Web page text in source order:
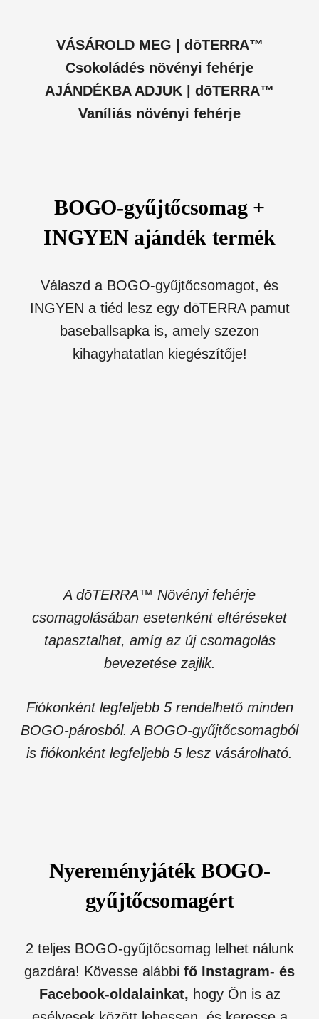
VÁSÁROLD MEG | dōTERRA™
Csokoládés növényi fehérje
AJÁNDÉKBA ADJUK | dōTERRA™
Vaníliás növényi fehérje
BOGO-gyűjtőcsomag +
INGYEN ajándék termék
Válaszd a BOGO-gyűjtőcsomagot, és
INGYEN a tiéd lesz egy dōTERRA pamut
baseballsapka is, amely szezon
kihagyhatatlan kiegészítője!
A dōTERRA™ Növényi fehérje
csomagolásában esetenként eltéréseket
tapasztalhat, amíg az új csomagolás
bevezetése zajlik.
Fiókonként legfeljebb 5 rendelhető minden
BOGO-párosból. A BOGO-gyűjtőcsomagból
is fiókonként legfeljebb 5 lesz vásárolható.
Nyereményjáték BOGO-
gyűjtőcsomagért
2 teljes BOGO-gyűjtőcsomag lelhet nálunk
gazdára! Kövesse alábbi fő Instagram- és
Facebook-oldalainkat, hogy Ön is az